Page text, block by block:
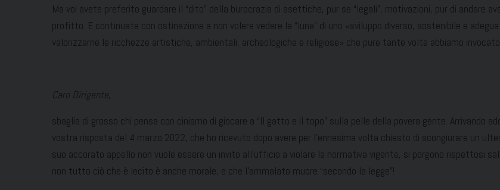
Ma voi avete preferito guardare il “dito” della burocrazia di asettiche, pur se “legali”, motivazioni, pur di andare
profitto. E continuate con ostinazione a non volere vedere la “luna” di uno «sviluppo diverso, sostenibile e
valorizzarne le ricchezze artistiche, ambientali, archeologiche e religiose» che pure tante volte abbiamo
Caro Dirigente,
sbaglia di grosso chi pensa con cinismo di giocare a “Il gatto e il topo” sulla pelle della povera gente. Arrivando
vostra risposta del 4 marzo 2022, che ho ricevuto dopo avere per l’ennesima volta chiesto di scongiurare un
suo accorato appello non vuole essere un invito all’ufficio a violare la normativa vigente, si porgono rispettosi
non tutto ciò che è lecito è anche morale, e che l’ammalato muore “secondo la legge”!